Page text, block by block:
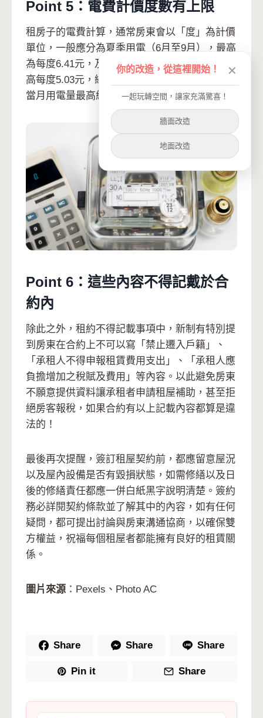
Point 5：電費計價度數有上限
租房子的電費計算，通常房東會以「度」為計價
單位，一般應分為夏季用電（6月至9月），最高
為每度6.41元，及非夏季用電（10月至5月）最
高每度5.03元，總之計價且方式不可以超過台電
當月用電量最高級距的每度金額。
Point 6：這些內容不得記戴於合
約內
除此之外，租約不得記載事項中，新制有特別提
到房東在合約上不可以寫「禁止遷入戶籍」、
「承租人不得申報租賃費用支出」、「承租人應
負擔增加之稅賦及費用」等內容。以此避免房東
不願意提供資料讓承租者申請租屋補助，甚至拒
絕房客報稅，如果合約有以上記載內容都算是違
法的！
最後再次提醒，簽訂租屋契約前，都應留意屋況
以及屋內設備是否有毀損狀態，如需修繕以及日
後的修繕責任都應一併白紙黑字說明清楚。簽約
務必詳閱契約條款並了解其中的內容，如有任何
疑問，都可提出討論與房東溝通協商，以確保雙
方權益，祝福每個租屋者都能擁有良好的租賃關
係。
圖片來源 ：Pexels、Photo AC
Share Share Share
Pin it Share
你的改造，從這裡開始！ ✕
一起玩轉空間，讓家充滿驚喜！
牆面改造
地面改造